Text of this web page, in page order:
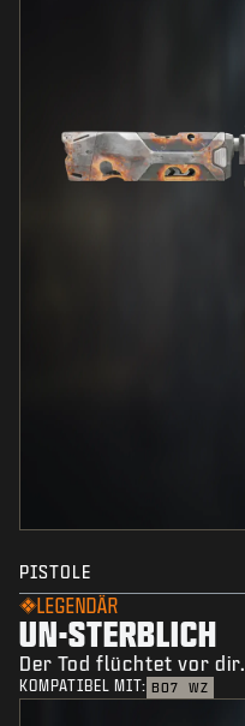
PISTOLE
LEGENDÄR
UN-STERBLICH
Der Tod flüchtet vor dir.
KOMPATIBEL MIT: BO7 WZ